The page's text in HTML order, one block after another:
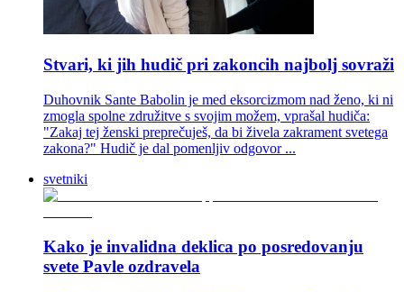
Stvari, ki jih hudič pri zakoncih najbolj sovraži
Duhovnik Sante Babolin je med eksorcizmom nad ženo, ki ni
zmogla spolne združitve s svojim možem, vprašal hudiča:
"Zakaj tej ženski preprečuješ, da bi živela zakrament svetega
zakona?" Hudič je dal pomenljiv odgovor ...
svetniki
Kako je invalidna deklica po posredovanju
svete Pavle ozdravela